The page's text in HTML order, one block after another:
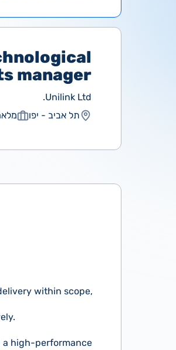
manager
Unilink Ltd.
תל אביב - יפו
within scope,
a high-performance